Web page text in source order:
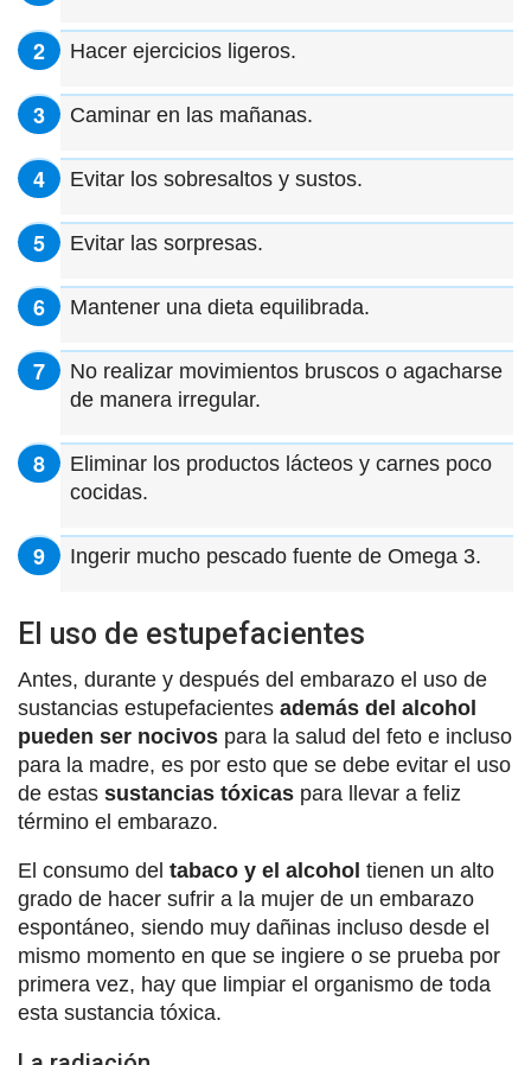
Hacer ejercicios ligeros.
Caminar en las mañanas.
Evitar los sobresaltos y sustos.
Evitar las sorpresas.
Mantener una dieta equilibrada.
No realizar movimientos bruscos o agacharse
de manera irregular.
Eliminar los productos lácteos y carnes poco
cocidas.
Ingerir mucho pescado fuente de Omega 3.
El uso de estupefacientes
Antes, durante y después del embarazo el uso de
sustancias estupefacientes además del alcohol
pueden ser nocivos para la salud del feto e incluso
para la madre, es por esto que se debe evitar el uso
de estas sustancias tóxicas para llevar a feliz
término el embarazo.
El consumo del tabaco y el alcohol tienen un alto
grado de hacer sufrir a la mujer de un embarazo
espontáneo, siendo muy dañinas incluso desde el
mismo momento en que se ingiere o se prueba por
primera vez, hay que limpiar el organismo de toda
esta sustancia tóxica.